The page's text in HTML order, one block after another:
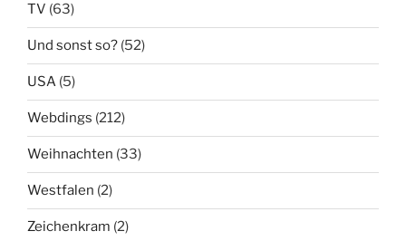
TV (63)
Und sonst so? (52)
USA (5)
Webdings (212)
Weihnachten (33)
Westfalen (2)
Zeichenkram (2)